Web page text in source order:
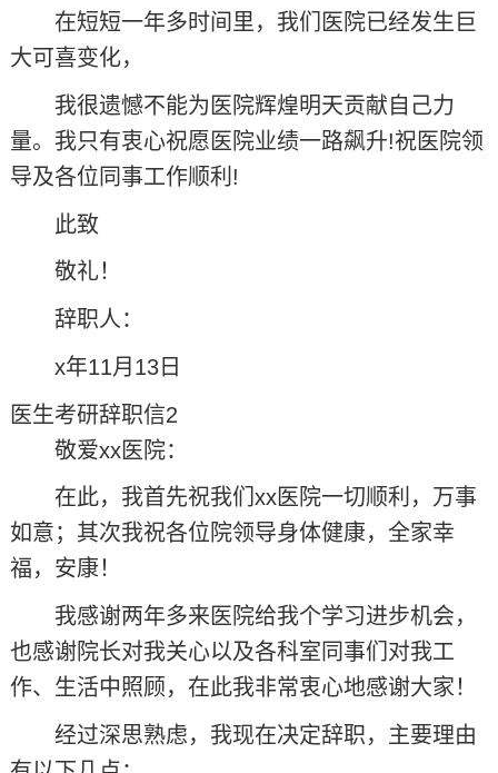
在短短一年多时间里，我们医院已经发生巨
大可喜变化，
我很遗憾不能为医院辉煌明天贡献自己力
量。我只有衷心祝愿医院业绩一路飙升!祝医院领
导及各位同事工作顺利!
此致
敬礼！
辞职人：
x年11月13日
医生考研辞职信2
敬爱xx医院：
在此，我首先祝我们xx医院一切顺利，万事
如意；其次我祝各位院领导身体健康，全家幸
福，安康！
我感谢两年多来医院给我个学习进步机会，
也感谢院长对我关心以及各科室同事们对我工
作、生活中照顾，在此我非常衷心地感谢大家！
经过深思熟虑，我现在决定辞职，主要理由